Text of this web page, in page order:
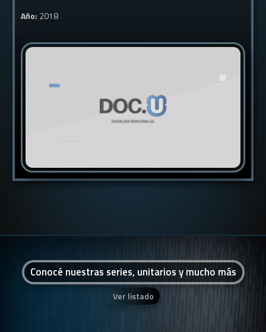
Año: 2018
Conocé nuestras series, unitarios y mucho más
Ver listado